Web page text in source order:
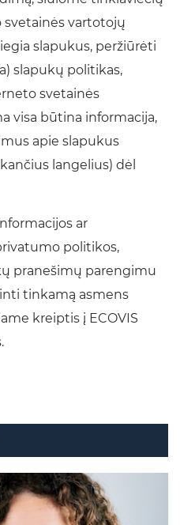
vartotojų
slapukus, peržiūrėti
slapukų politikas,
svetainės
visa būtina informacija,
apie slapukus
langelius) dėl
ar
politikos,
pranešimų parengimu
tinkamą asmens
kreiptis į ECOVIS